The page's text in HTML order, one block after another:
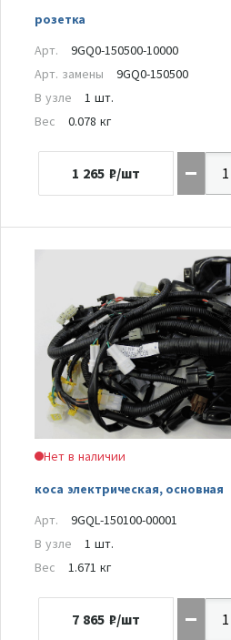
розетка
Арт.
9GQ0-150500-10000
Арт. замены
9GQ0-150500
В узле
1 шт.
Вес
0.078 кг
1 265 ₽/шт
Нет в наличии
коса электрическая, основная
Арт.
9GQL-150100-00001
В узле
1 шт.
Вес
1.671 кг
7 865 ₽/шт